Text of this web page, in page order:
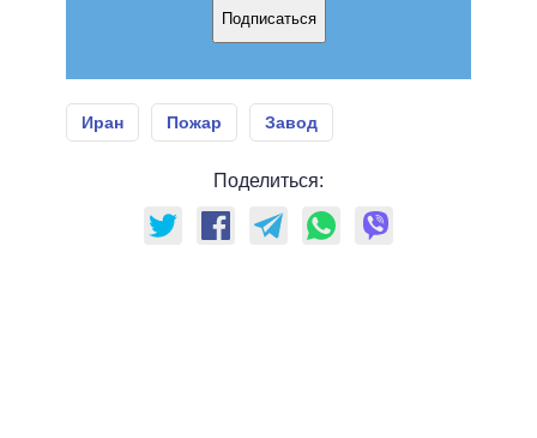
Подписаться
Иран Пожар Завод
Поделиться: